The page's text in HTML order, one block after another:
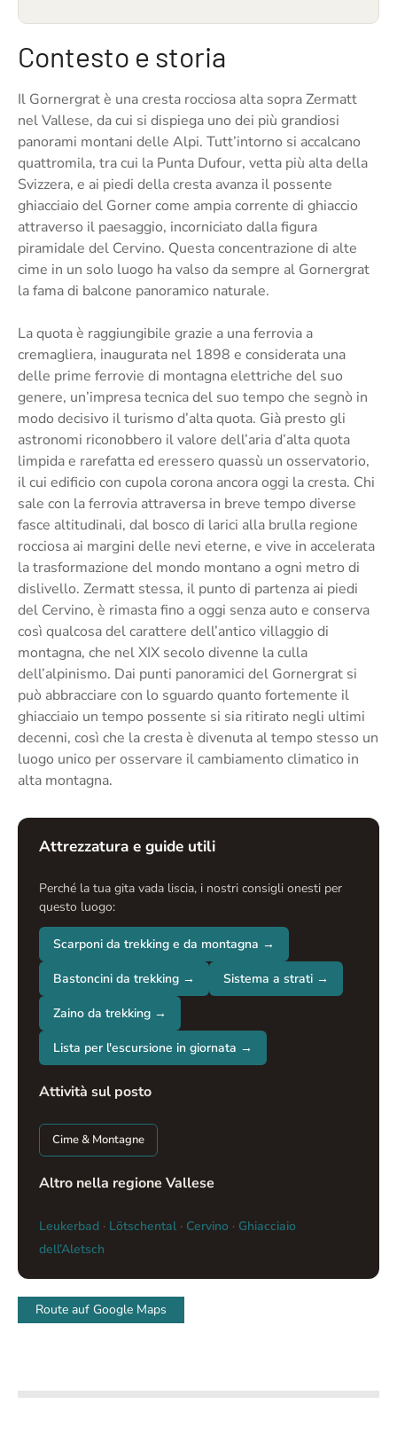
Contesto e storia
Il Gornergrat è una cresta rocciosa alta sopra Zermatt
nel Vallese, da cui si dispiega uno dei più grandiosi
panorami montani delle Alpi. Tutt’intorno si accalcano
quattromila, tra cui la Punta Dufour, vetta più alta della
Svizzera, e ai piedi della cresta avanza il possente
ghiacciaio del Gorner come ampia corrente di ghiaccio
attraverso il paesaggio, incorniciato dalla figura
piramidale del Cervino. Questa concentrazione di alte
cime in un solo luogo ha valso da sempre al Gornergrat
la fama di balcone panoramico naturale.
La quota è raggiungibile grazie a una ferrovia a
cremagliera, inaugurata nel 1898 e considerata una
delle prime ferrovie di montagna elettriche del suo
genere, un’impresa tecnica del suo tempo che segnò in
modo decisivo il turismo d’alta quota. Già presto gli
astronomi riconobbero il valore dell’aria d’alta quota
limpida e rarefatta ed eressero quassù un osservatorio,
il cui edificio con cupola corona ancora oggi la cresta. Chi
sale con la ferrovia attraversa in breve tempo diverse
fasce altitudinali, dal bosco di larici alla brulla regione
rocciosa ai margini delle nevi eterne, e vive in accelerata
la trasformazione del mondo montano a ogni metro di
dislivello. Zermatt stessa, il punto di partenza ai piedi
del Cervino, è rimasta fino a oggi senza auto e conserva
così qualcosa del carattere dell’antico villaggio di
montagna, che nel XIX secolo divenne la culla
dell’alpinismo. Dai punti panoramici del Gornergrat si
può abbracciare con lo sguardo quanto fortemente il
ghiacciaio un tempo possente si sia ritirato negli ultimi
decenni, così che la cresta è divenuta al tempo stesso un
luogo unico per osservare il cambiamento climatico in
alta montagna.
Attrezzatura e guide utili
Perché la tua gita vada liscia, i nostri consigli onesti per
questo luogo:
Scarponi da trekking e da montagna →
Bastoncini da trekking → Sistema a strati →
Zaino da trekking →
Lista per l'escursione in giornata →
Attività sul posto
Cime & Montagne
Altro nella regione Vallese
Leukerbad · Lötschental · Cervino · Ghiacciaio
dell’Aletsch
Route auf Google Maps